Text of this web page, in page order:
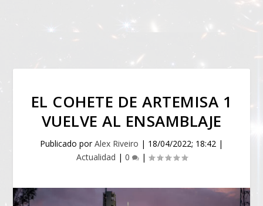
EL COHETE DE ARTEMISA 1
VUELVE AL ENSAMBLAJE
Publicado porAlex Riveiro | 18/04/2022; 18:42 |
Actualidad | 0 |